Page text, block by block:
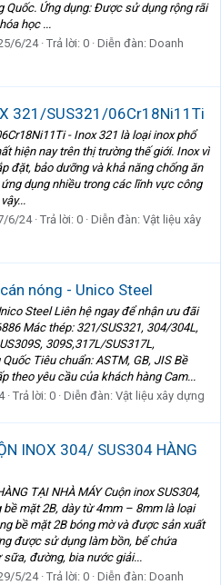
Quốc. Ứng dụng: Được sử dụng rộng rãi
học ...
6/24 Trả lời: 0 Diễn đàn: Doanh
321/SUS321/06Cr18Ni11Ti
- Inox 321 là loại inox phổ
hiện nay trên thị trường thế giới. Inox vì
đặt, bảo dưỡng và khả năng chống ăn
dụng nhiều trong các lĩnh vực công
6/24 Trả lời: 0 Diễn đàn: Vật liệu xây
nóng - Unico Steel
Steel Liên hệ ngay để nhận ưu đãi
Mác thép: 321/SUS321, 304/304L,
309S,317L/SUS317L,
Tiêu chuẩn: ASTM, GB, JIS Bề
theo yêu cầu của khách hàng Cam...
Trả lời: 0 Diễn đàn: Vật liệu xây dựng
INOX 304/ SUS304 HÀNG
TẠI NHÀ MÁY Cuộn inox SUS304,
mặt 2B, dày từ 4mm – 8mm là loại
bề mặt 2B bóng mờ và được sản xuất
được sử dụng làm bồn, bể chứa
đường, bia nước giải...
5/24 Trả lời: 0 Diễn đàn: Doanh